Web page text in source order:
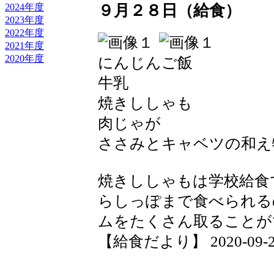
2024年度
2023年度
2022年度
2021年度
2020年度
９月２８日（給食）
にんじんご飯
牛乳
焼きししゃも
肉じゃが
ささみとキャベツの和
焼きししゃもは学校給
らしっぽまで食べられ
ムをたくさん取ること
【給食だより】 2020-09-